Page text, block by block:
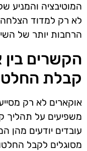
המוטיבציה והמניע
לא רק למדוד
הרחבות יותר של
הקשרים
קבלת
אוקארים לא רק
משפיעים על תהליך
עובדים יודעים מהן
מסוגלים לקבל